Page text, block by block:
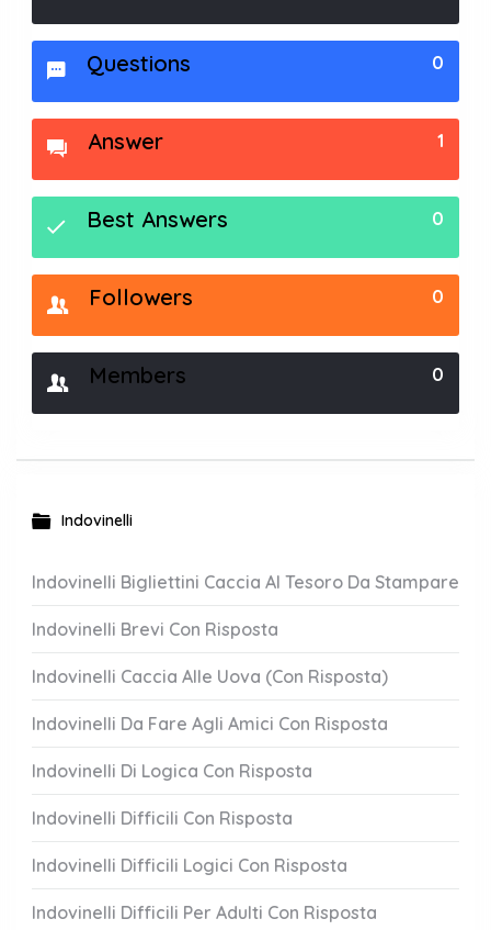
0
Questions
1
Answer
0
Best Answers
0
Followers
0
Members
Indovinelli
Indovinelli Bigliettini Caccia Al Tesoro Da Stampare
Indovinelli Brevi Con Risposta
Indovinelli Caccia Alle Uova (Con Risposta)
Indovinelli Da Fare Agli Amici Con Risposta
Indovinelli Di Logica Con Risposta
Indovinelli Difficili Con Risposta
Indovinelli Difficili Logici Con Risposta
Indovinelli Difficili Per Adulti Con Risposta